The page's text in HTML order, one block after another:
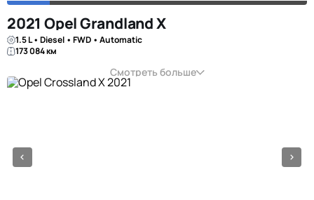
2021 Opel Grandland X
1.5 L • Diesel • FWD • Automatic
173 084 км
Смотреть больше